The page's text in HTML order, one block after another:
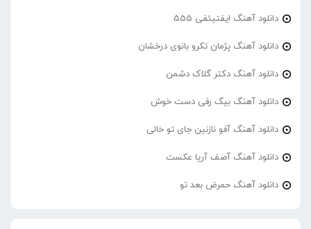
دانلود آهنگ ایفتیئفی 555
دانلود آهنگ پژمان تکرو بانوی درخشان
دانلود آهنگ دکتر گلاک دشمن
دانلود آهنگ بیگ رفی دست خوش
دانلود آهنگ آفو نازنین جای تو خالی
دانلود آهنگ آصف آریا عکست
دانلود آهنگ حمرض بعد تو